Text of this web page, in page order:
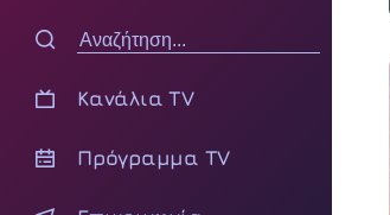
Κανάλια TV
Πρόγραμμα TV